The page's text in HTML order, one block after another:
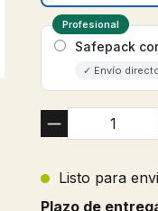
Profesional
Safepack
✓ Envío
Listo para
Plazo de